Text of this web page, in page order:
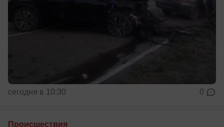
сегодня в 10:30 0
Происшествия